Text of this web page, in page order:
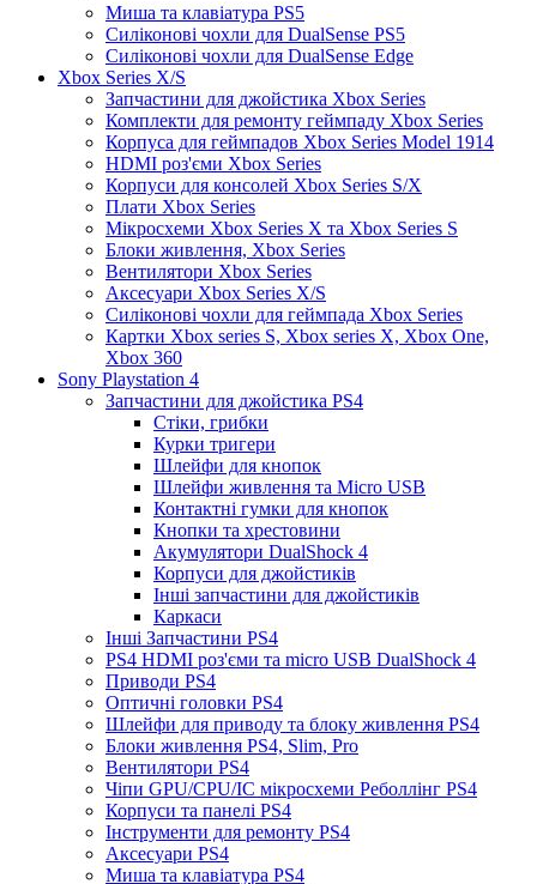
Миша та клавіатура PS5
Силіконові чохли для DualSense PS5
Силіконові чохли для DualSense Edge
Xbox Series X/S
Запчастини для джойстика Xbox Series
Комплекти для ремонту геймпаду Xbox Series
Корпуса для геймпадов Xbox Series Model 1914
HDMI роз'єми Xbox Series
Корпуси для консолей Xbox Series S/X
Плати Xbox Series
Мікросхеми Xbox Series X та Xbox Series S
Блоки живлення, Xbox Series
Вентилятори Xbox Series
Аксесуари Xbox Series X/S
Силіконові чохли для геймпада Xbox Series
Картки Xbox series S, Xbox series X, Xbox One,
Xbox 360
Sony Playstation 4
Запчастини для джойстика PS4
Стіки, грибки
Курки тригери
Шлейфи для кнопок
Шлейфи живлення та Micro USB
Контактні гумки для кнопок
Кнопки та хрестовини
Акумулятори DualShock 4
Корпуси для джойстиків
Інші запчастини для джойстиків
Каркаси
Інші Запчастини PS4
PS4 HDMI роз'єми та micro USB DualShock 4
Приводи PS4
Оптичні головки PS4
Шлейфи для приводу та блоку живлення PS4
Блоки живлення PS4, Slim, Pro
Вентилятори PS4
Чіпи GPU/CPU/IC мікросхеми Реболлінг PS4
Корпуси та панелі PS4
Інструменти для ремонту PS4
Аксесуари PS4
Миша та клавіатура PS4